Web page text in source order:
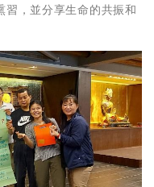
，並分享生命的共振和